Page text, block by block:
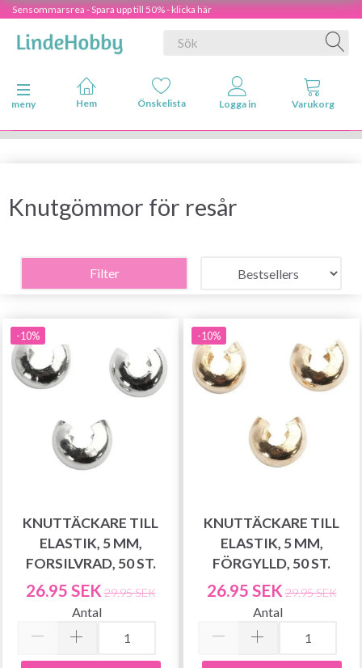
Sensommarsrea - Spara upp till 50% - klicka här
Ändra navigering
meny
Knutgömmor för resår
Filter
-10%
KNUTTÄCKARE TILL
ELASTIK, 5 MM,
FORSILVRAD, 50 ST.
26.95 SEK 29.95 SEK
Antal
-10%
KNUTTÄCKARE TILL
ELASTIK, 5 MM,
FÖRGYLLD, 50 ST.
26.95 SEK 29.95 SEK
Antal